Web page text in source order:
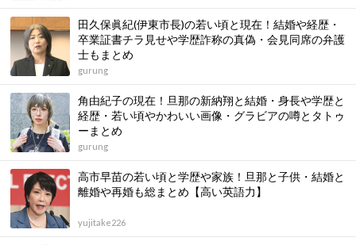
田久保眞紀(伊東市長)の若い頃と現在！結婚や経歴・
卒業証書チラ見せや学歴詐称の真偽・会見同席の弁護
士もまとめ
gurung
角由紀子の現在！旦那の新納翔と結婚・身長や学歴と
経歴・若い頃やかわいい画像・グラビアの噂とタトゥ
ーまとめ
gurung
高市早苗の若い頃と学歴や家族！旦那と子供・結婚と
離婚や再婚も総まとめ【高い英語力】
yujitake226